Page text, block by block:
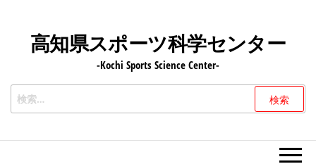
ツ
へ
高知県スポーツ科学センター
-Kochi Sports Science Center-
検
索: